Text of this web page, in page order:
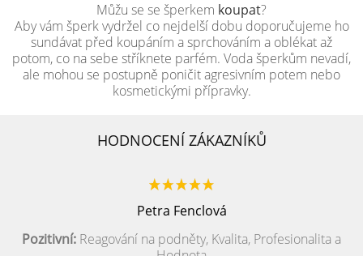
Můžu se se šperkem koupat?
Aby vám šperk vydržel co nejdelší dobu doporučujeme ho
sundávat před koupáním a sprchováním a oblékat až
potom, co na sebe stříknete parfém. Voda šperkům nevadí,
ale mohou se postupně poničit agresivním potem nebo
kosmetickými přípravky.
HODNOCENÍ ZÁKAZNÍKŮ
Petra Fenclová
Pozitivní: Reagování na podněty, Kvalita, Profesionalita a